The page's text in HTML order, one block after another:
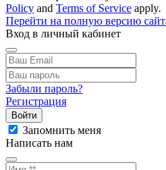
Policy and Terms of Service apply.
Перейти на полную версию
Вход в личный кабинет
Забыли пароль?
Регистрация
Войти
Запомнить меня
Написать нам